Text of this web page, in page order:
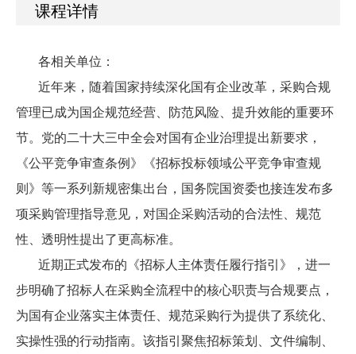
课程详情
各相关单位：
近年来，随着国家持续深化国有企业改革，采购合规
管理已成为国企规范经营、防范风险、提升效能的重要环
节。党的二十大三中全会对国有企业治理提出新要求，
《公平竞争审查条例》《招标投标领域公平竞争审查规
则》等一系列新规密集出台，国务院国资委也接连发布多
项采购管理指导意见，对国企采购活动的合法性、规范
性、透明性提出了更高标准。
近期正式发布的《招标人主体责任履行指引》，进一
步明确了招标人在采购全流程中的核心职责与合规要点，
为国有企业落实主体责任、规范采购行为提供了系统化、
实操性强的行动指南。该指引聚焦招标策划、文件编制、